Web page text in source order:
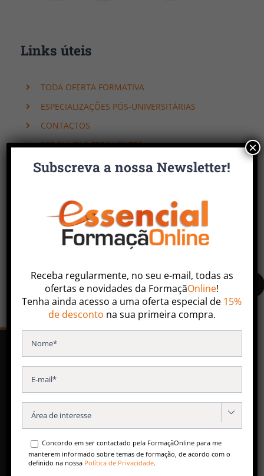
Links úteis
TODA OFERTA FORMATIVA
ESPECIALIZAÇÕES PÓS-UNIVERSITÁRIAS
CONTACTOS
PERGUNTAS FREQUENTES
Faça uma pesquisa ou entre em contacto com nossa
equipa especializada.
SERVIÇOS
Especializações Pós-Universitárias
Formação para Empresas
Conteúdos Gratuitos
Subscreva a nossa Newsletter!
Receba regularmente, no seu e-mail, todas as
ofertas e novidades da FormaçãOnline!
Tenha ainda acesso a uma oferta especial de 15%
de desconto na sua primeira compra.

Concordo em ser contactado pela FormaçãOnline para me
manterem informado sobre temas de formação, de acordo com o
definido na nossa Política de Privacidade.
×